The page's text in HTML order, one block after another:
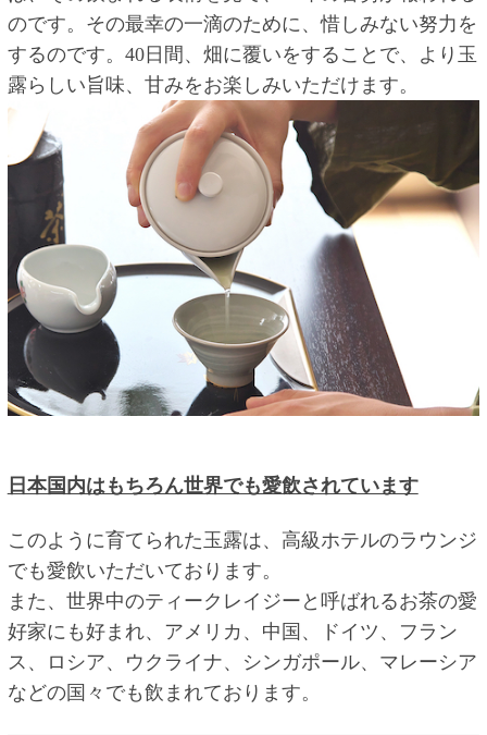
のです。その最幸の一滴のために、惜しみない努力を
するのです。40日間、畑に覆いをすることで、より玉
露らしい旨味、甘みをお楽しみいただけます。
日本国内はもちろん世界でも愛飲されています
このように育てられた玉露は、高級ホテルのラウンジ
でも愛飲いただいております。
また、世界中のティークレイジーと呼ばれるお茶の愛
好家にも好まれ、アメリカ、中国、ドイツ、フラン
ス、ロシア、ウクライナ、シンガポール、マレーシア
などの国々でも飲まれております。